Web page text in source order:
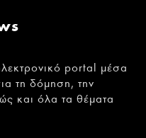
portal μέσα
τη δόμηση, την
και όλα τα θέματα